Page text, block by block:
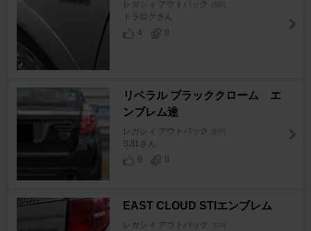
レガシィ アウトバック [BP]
ドラロクさん
4
0
リベラル ブラッククローム エ
ンブレム達
レガシィ アウトバック [BP]
SJI1さん
0
0
EAST CLOUD STIエンブレム
レガシィ アウトバック [BP]